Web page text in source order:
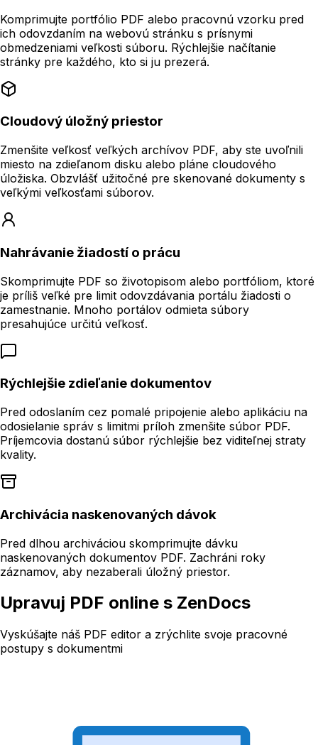
Komprimujte portfólio PDF alebo pracovnú vzorku pred
ich odovzdaním na webovú stránku s prísnymi
obmedzeniami veľkosti súboru. Rýchlejšie načítanie
stránky pre každého, kto si ju prezerá.
Cloudový úložný priestor
Zmenšite veľkosť veľkých archívov PDF, aby ste uvoľnili
miesto na zdieľanom disku alebo pláne cloudového
úložiska. Obzvlášť užitočné pre skenované dokumenty s
veľkými veľkosťami súborov.
Nahrávanie žiadostí o prácu
Skomprimujte PDF so životopisom alebo portfóliom, ktoré
je príliš veľké pre limit odovzdávania portálu žiadosti o
zamestnanie. Mnoho portálov odmieta súbory
presahujúce určitú veľkosť.
Rýchlejšie zdieľanie dokumentov
Pred odoslaním cez pomalé pripojenie alebo aplikáciu na
odosielanie správ s limitmi príloh zmenšite súbor PDF.
Príjemcovia dostanú súbor rýchlejšie bez viditeľnej straty
kvality.
Archivácia naskenovaných dávok
Pred dlhou archiváciou skomprimujte dávku
naskenovaných dokumentov PDF. Zachráni roky
záznamov, aby nezaberali úložný priestor.
Upravuj PDF online s ZenDocs
Vyskúšajte náš PDF editor a zrýchlite svoje pracovné
postupy s dokumentmi